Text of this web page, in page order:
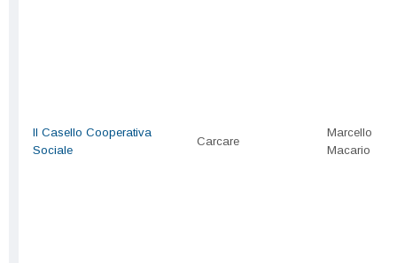
Il Casello Cooperativa
Sociale
Carcare
Marcello
Macario